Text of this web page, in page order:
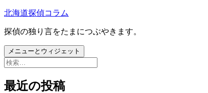
コ
テ
ン
ツ
へ
キ
北海道探偵コラム
探偵の独り言をたまにつぶやきます。
メニューとウィジェット
検
最近の投稿